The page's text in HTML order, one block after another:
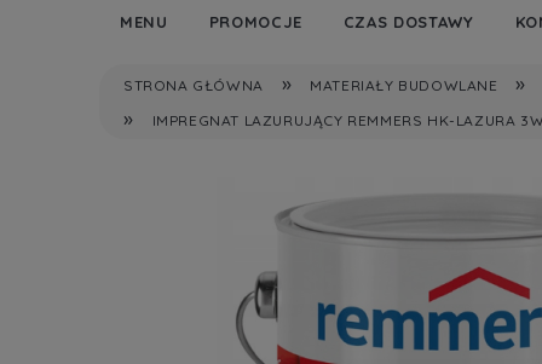
MENU PROMOCJE CZAS DOSTAWY
STRONA GŁÓWNA » MATERIAŁY BUDOWLANE
»
»
IMPREGNAT LAZURUJĄCY REMMERS HK-LAZURA